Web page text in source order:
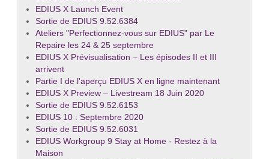
EDIUS X Launch Event
Sortie de EDIUS 9.52.6384
Ateliers "Perfectionnez-vous sur EDIUS" par Le
Repaire les 24 & 25 septembre
EDIUS X Prévisualisation – Les épisodes II et III
arrivent
Partie I de l'aperçu EDIUS X en ligne maintenant
EDIUS X Preview – Livestream 18 Juin 2020
Sortie de EDIUS 9.52.6153
EDIUS 10 : Septembre 2020
Sortie de EDIUS 9.52.6031
EDIUS Workgroup 9 Stay at Home - Restez à la
Maison